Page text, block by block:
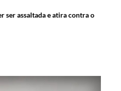
ser assaltada e atira contra o